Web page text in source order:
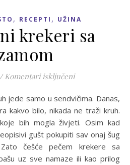
, RECEPTI , UŽINA
krekeri sa
/ Komentari isključeniza Integralni
kakvo bilo, nikada ne traži kruh.
bih mogla živjeti. Osim kad
gušt pokupiti sav onaj šug
češće pečem krekere sa
uz sve namaze ili kao prilog